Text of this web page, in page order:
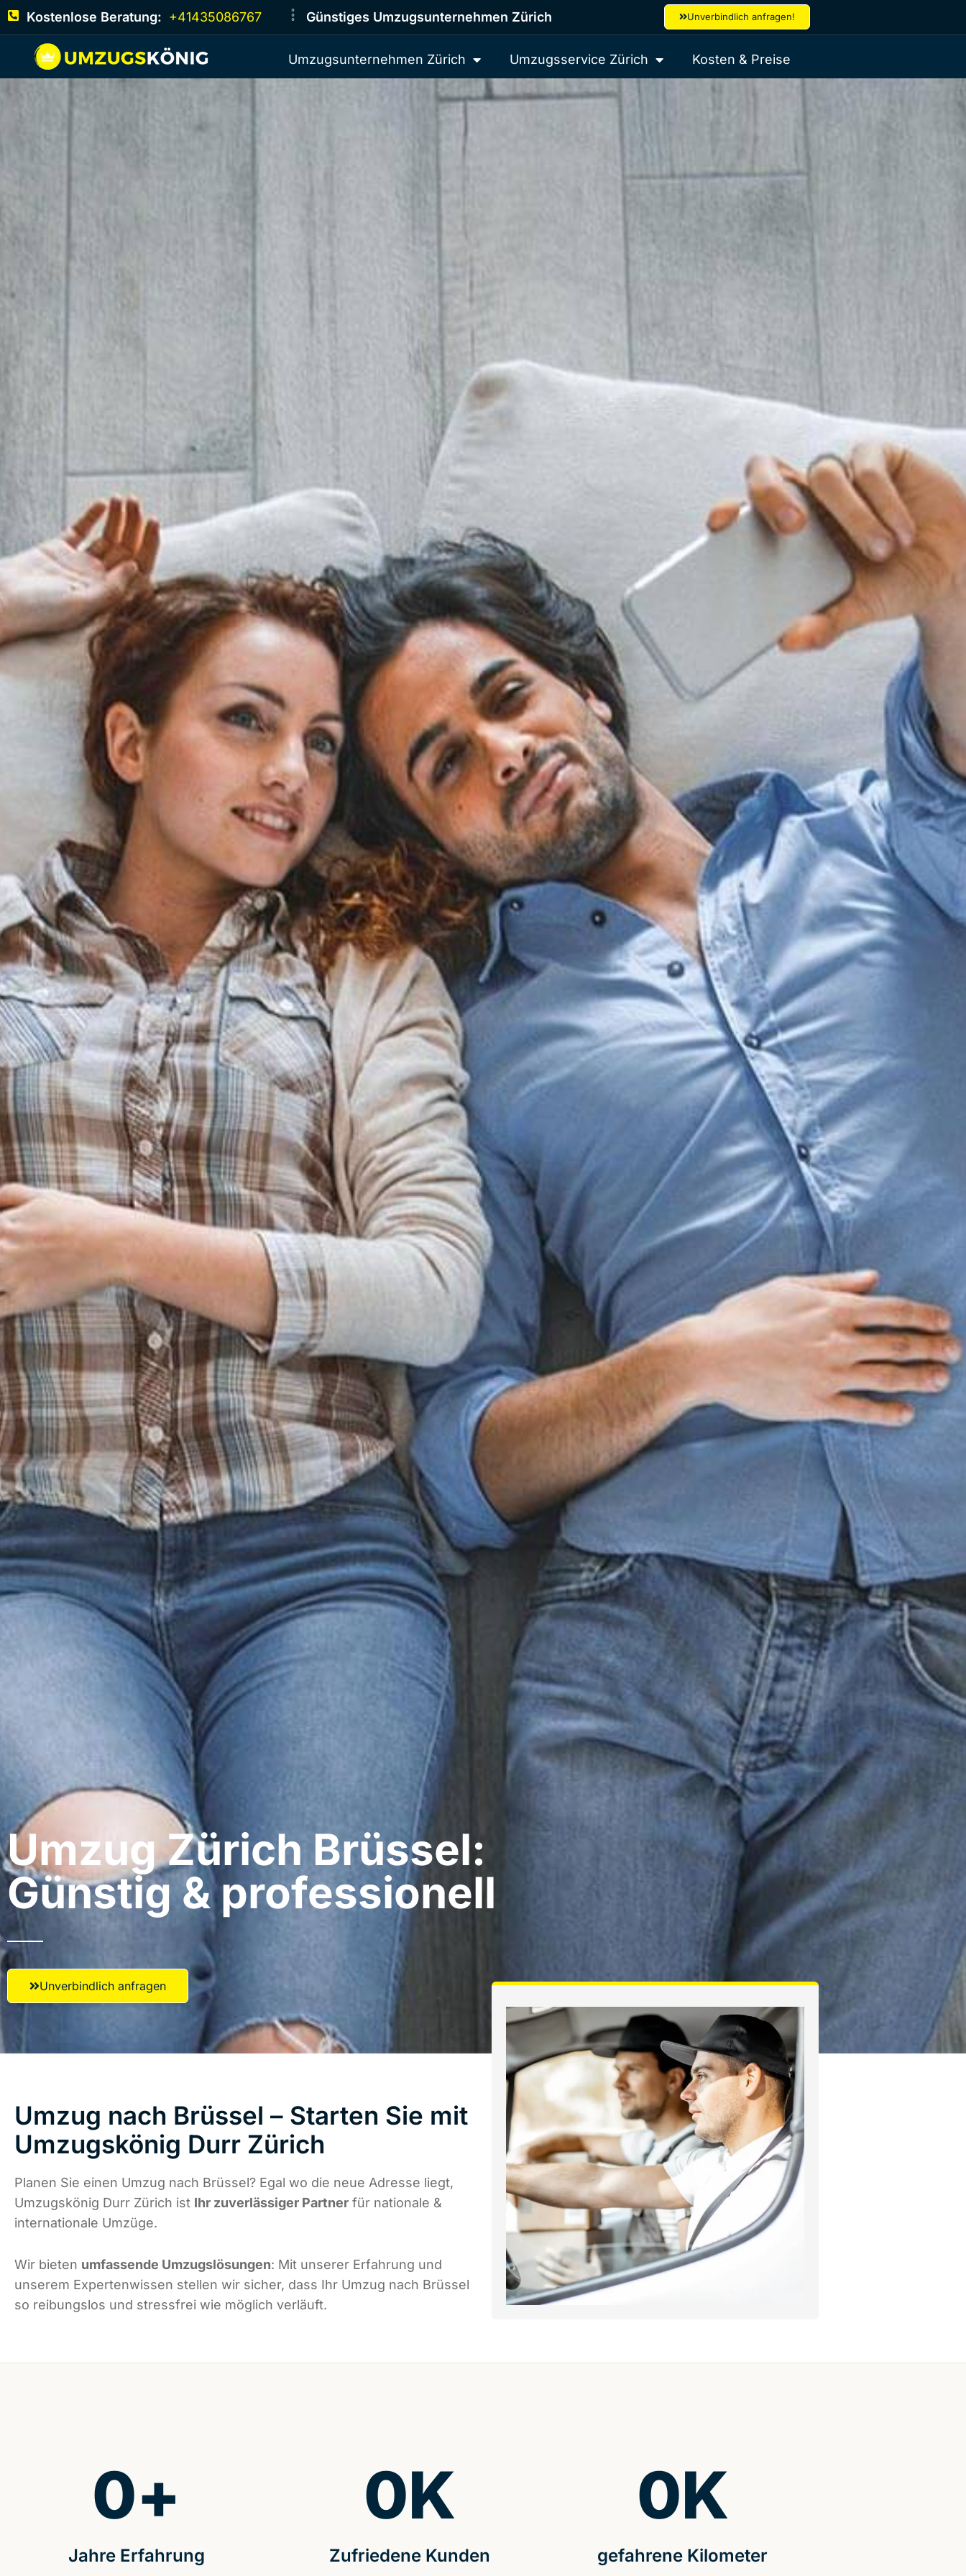
Kostenlose Beratung: +41435086767 Günstiges Umzugsunternehmen Zürich Unverbindlich anfragen!
Umzugsunternehmen Zürich Umzugsservice Zürich Kosten & Preise
Umzug Zürich​ Brüssel:
Günstig & professionell​
Unverbindlich anfragen
Umzug nach Brüssel – Starten Sie mit
Umzugskönig Durr Zürich
Planen Sie einen Umzug nach Brüssel? Egal wo die neue Adresse liegt,
Umzugskönig Durr Zürich ist Ihr zuverlässiger Partner für nationale &
internationale Umzüge.
Wir bieten umfassende Umzugslösungen: Mit unserer Erfahrung und
unserem Expertenwissen stellen wir sicher, dass Ihr Umzug nach Brüssel
so reibungslos und stressfrei wie möglich verläuft.
Jahre Erfahrung
0+
Zufriedene Kunden
0K
gefahrene Kilometer
0K